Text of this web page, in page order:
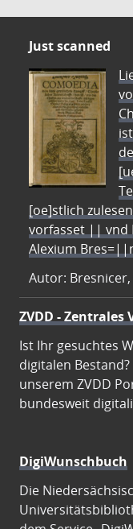
Just scanned
[oe]stlich
vorfasset || vnd
Alexium
Autor: Bresnicer,
ZVDD -
Ist Ihr gesuchtes
digitalen
unserem ZVDD
bundesweit
DigiWunschbuch
Die